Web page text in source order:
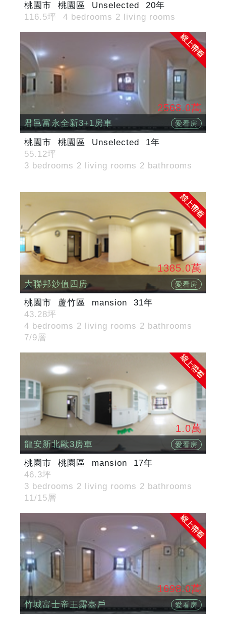
桃園市 桃園區 Unselected
20年
116.5坪
4 bedrooms 2 living rooms
2568.0萬
君邑富永全新3+1房車 愛看房
桃園市 桃園區 Unselected
1年
55.12坪
3 bedrooms 2 living rooms 2 bathrooms
1385.0萬
大聯邦鈔值四房 愛看房
桃園市 蘆竹區 mansion
31年
43.28坪
4 bedrooms 2 living rooms 2 bathrooms
7/9層
1.0萬
龍安新北歐3房車 愛看房
桃園市 桃園區 mansion
17年
46.3坪
3 bedrooms 2 living rooms 2 bathrooms
11/15層
1698.0萬
竹城富士帝王露臺戶 愛看房